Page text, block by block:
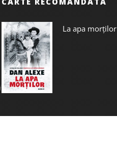
La apa morților